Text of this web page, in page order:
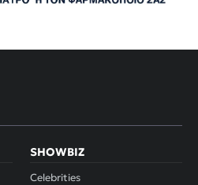
SHOWBIZ
Celebrities